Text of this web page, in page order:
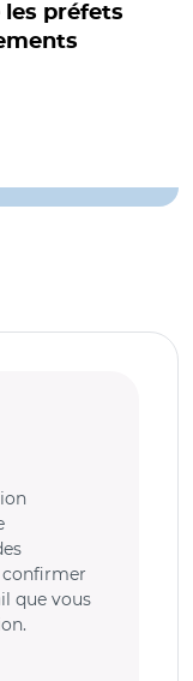
les préfets
confirmer
que vous